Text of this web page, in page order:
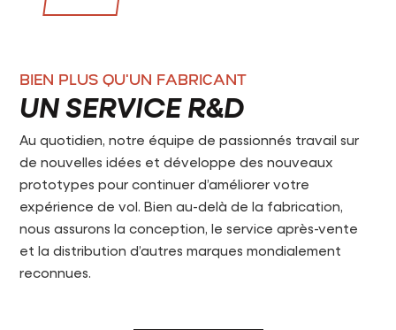
BIEN PLUS QU'UN FABRICANT
UN SERVICE R&D
Au quotidien, notre équipe de passionnés travail sur
de nouvelles idées et développe des nouveaux
prototypes pour continuer d’améliorer votre
expérience de vol. Bien au-delà de la fabrication,
nous assurons la conception, le service après-vente
et la distribution d’autres marques mondialement
reconnues.